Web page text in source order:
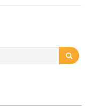
są wywoływane przez